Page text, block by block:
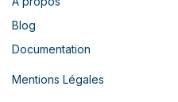
Blog
Documentation
Mentions Légales